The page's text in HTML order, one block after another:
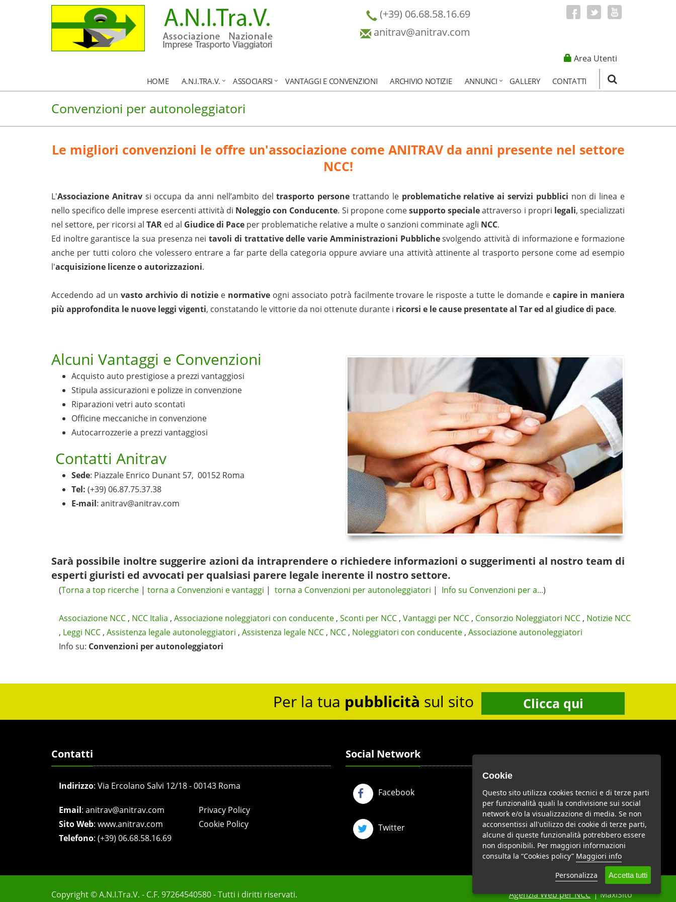
(+39) 06.68.58.16.69
anitrav@anitrav.com
Area Utenti
HOME A.N.I.TRA.V. ASSOCIARSI VANTAGGI E CONVENZIONI ARCHIVIO NOTIZIE ANNUNCI GALLERY CONTATTI
Convenzioni per autonoleggiatori
Le migliori convenzioni le offre un'associazione come ANITRAV da anni presente nel settore
NCC!
L'Associazione Anitravsi occupa da anni nell’ambito deltrasporto persone trattando le problematiche relative ai servizi pubblici non di linea e
nello specifico delle imprese esercenti attività di Noleggio con Conducente. Si propone comesupporto specialeattraverso i propri legali, specializzati
nel settore, per ricorsi al TAR ed al Giudice di Pace per problematiche relative a multe o sanzioni comminate agli NCC.
Ed inoltre garantisce la sua presenza neitavoli di trattative delle varie Amministrazioni Pubblichesvolgendo attività di informazione e formazione
anche per tutti coloro che volessero entrare a far parte della categoria oppure avviare una attività attinente al trasporto persone come ad esempio
l'acquisizione licenze o autorizzazioni.
Accedendo ad un vasto archivio di notiziee normative ogni associato potrà facilmente trovare le risposte a tutte le domande e capire in maniera
più approfondita le nuove leggi vigenti, constatando le vittorie da noi ottenute durante i ricorsi e le cause presentate al Tar ed al giudice di pace.
Alcuni Vantaggi e Convenzioni
Acquisto auto prestigiose a prezzi vantaggiosi
Stipula assicurazioni e polizze in convenzione
Riparazioni vetri auto scontati
Officine meccaniche in convenzione
Autocarrozzerie a prezzi vantaggiosi
Contatti Anitrav
Sede: Piazzale Enrico Dunant 57, 00152 Roma
Tel: (+39) 06.87.75.37.38
E-mail: anitrav@anitrav.com
Sarà possibile inoltre suggerire azioni da intraprendere o richiedere informazioni o suggerimenti al nostro team di
esperti giuristi ed avvocati per qualsiasi parere legale inerente il nostro settore.
(Torna a top ricerche | torna a Convenzioni e vantaggi | torna a Convenzioni per autonoleggiatori | Info su Convenzioni per a...)
Associazione NCC , NCC Italia , Associazione noleggiatori con conducente , Sconti per NCC , Vantaggi per NCC , Consorzio Noleggiatori NCC , Notizie NCC
, Leggi NCC , Assistenza legale autonoleggiatori , Assistenza legale NCC , NCC , Noleggiatori con conducente , Associazione autonoleggiatori
Info su: Convenzioni per autonoleggiatori
Per la tua pubblicità sul sito Clicca qui
Contatti
Indirizzo: Via Ercolano Salvi 12/18 - 00143 Roma
Email: anitrav@anitrav.com
Sito Web: www.anitrav.com
Telefono: (+39) 06.68.58.16.69
Privacy Policy
Cookie Policy
Social Network
Facebook Google Plus
Twitter Youtube
Copyright © A.N.I.Tra.V. - C.F. 97264540580 - Tutti i diritti riservati. Agenzia Web per NCC| MaxiSito
Cookie
Questo sito utilizza cookies tecnici e di terze parti
per funzionalità quali la condivisione sui social
network e/o la visualizzazione di media. Se non
acconsentissi all'utilizzo dei cookie di terze parti,
alcune di queste funzionalità potrebbero essere
non disponibili. Per maggiori informazioni
consulta la “Cookies policy” Maggiori info
Personalizza
Accetta tutti